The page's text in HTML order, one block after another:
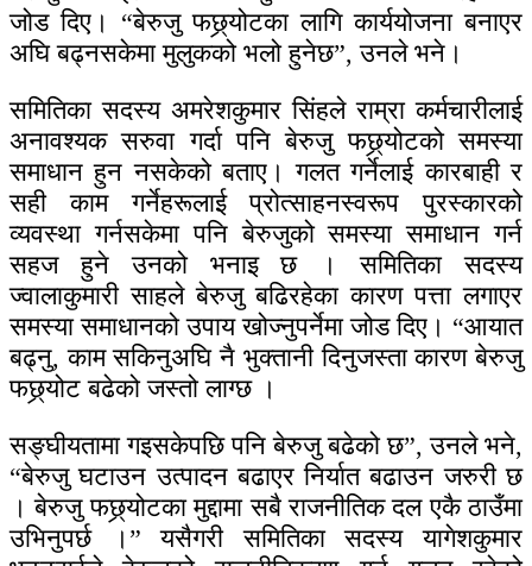
जोड दिए। “बेरुजु फछ्र्योटका लागि कार्ययोजना बनाएर
अघि बढ्नसकेमा मुलुकको भलो हुनेछ”, उनले भने।
समितिका सदस्य अमरेशकुमार सिंहले राम्रा कर्मचारीलाई
अनावश्यक सरुवा गर्दा पनि बेरुजु फछ्र्योटको समस्या
समाधान हुन नसकेको बताए। गलत गर्नेलाई कारबाही र
सही काम गर्नेहरूलाई प्रोत्साहनस्वरूप पुरस्कारको
व्यवस्था गर्नसकेमा पनि बेरुजुको समस्या समाधान गर्न
सहज हुने उनको भनाइ छ । समितिका सदस्य
ज्वालाकुमारी साहले बेरुजु बढिरहेका कारण पत्ता लगाएर
समस्या समाधानको उपाय खोज्नुपर्नेमा जोड दिए। “आयात
बढ्नु, काम सकिनुअघि नै भुक्तानी दिनुजस्ता कारण बेरुजु
फछ्र्योट बढेको जस्तो लाग्छ ।
सङ्घीयतामा गइसकेपछि पनि बेरुजु बढेको छ”, उनले भने,
“बेरुजु घटाउन उत्पादन बढाएर निर्यात बढाउन जरुरी छ
। बेरुजु फछ्र्योटका मुद्दामा सबै राजनीतिक दल एकै ठाउँमा
उभिनुपर्छ ।” यसैगरी समितिका सदस्य यागेशकुमार